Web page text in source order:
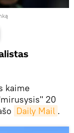
kaime
20
Daily Mail .